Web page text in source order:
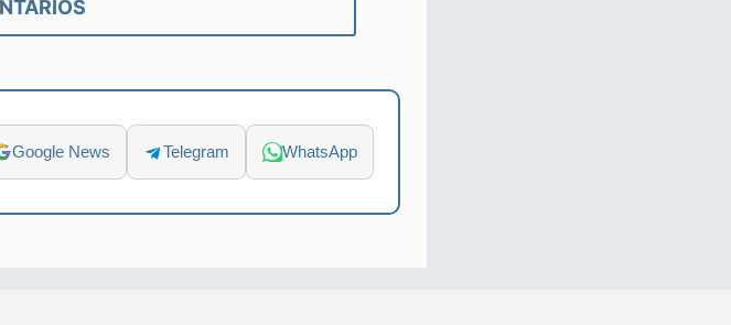
Google News Telegram WhatsApp